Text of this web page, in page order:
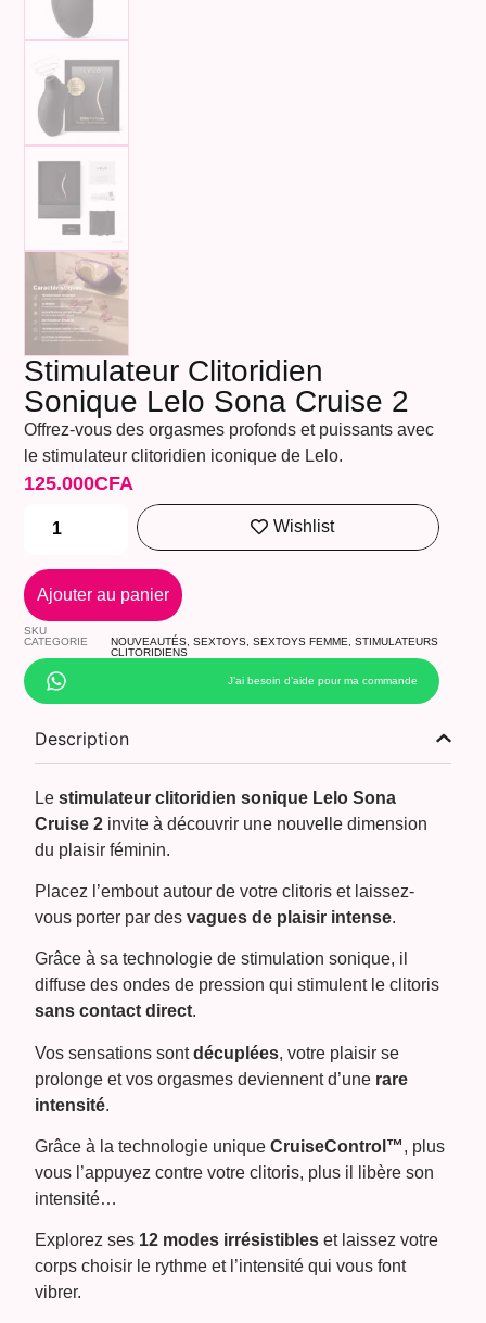
Stimulateur Clitoridien
Sonique Lelo Sona Cruise 2
Offrez-vous des orgasmes profonds et puissants avec
le stimulateur clitoridien iconique de Lelo.
125.000CFA
Wishlist
Ajouter au panier
SKU
CATEGORIE
NOUVEAUTÉS, SEXTOYS, SEXTOYS FEMME
STIMULATEURS
CLITORIDIENS
J’ai besoin d’aide pour ma commande
Description
Lestimulateur clitoridien sonique Lelo Sona
Cruise 2 invite à découvrir une nouvelle dimension
du plaisir féminin.
Placez l’embout autour de votre clitoris et laissez-
vous porter par desvagues de plaisir intense.
Grâce à sa technologie de stimulation sonique, il
diffuse des ondes de pression qui stimulent le clitoris
sans contact direct.
Vos sensations sontdécuplées, votre plaisir se
prolonge et vos orgasmes deviennent d’une rare
intensité.
Grâce à la technologie uniqueCruiseControl™, plus
vous l’appuyez contre votre clitoris, plus il libère son
intensité…
Explorez ses 12 modes irrésistibles et laissez votre
corps choisir le rythme et l’intensité qui vous font
vibrer.